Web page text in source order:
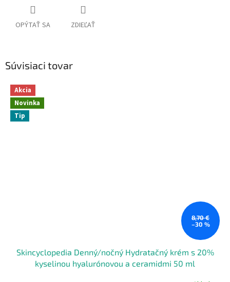
OPÝTAŤ SA ZDIEĽAŤ
Súvisiaci tovar
Akcia
Novinka
Tip
8,70 €
–30 %
Skincyclopedia Denný/nočný Hydratačný krém s 20%
kyselinou hyalurónovou a ceramidmi 50 ml